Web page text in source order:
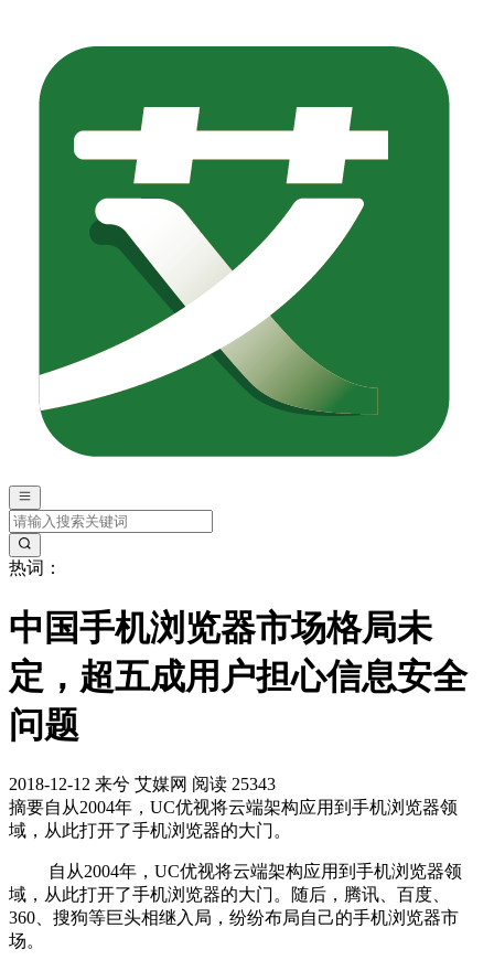
热词：
中国手机浏览器市场格局未
定，超五成用户担心信息安全
问题
2018-12-12 来兮 艾媒网 阅读 25343
摘要自从2004年，UC优视将云端架构应用到手机浏览器领
域，从此打开了手机浏览器的大门。
自从2004年，UC优视将云端架构应用到手机浏览器领
域，从此打开了手机浏览器的大门。随后，腾讯、百度、
360、搜狗等巨头相继入局，纷纷布局自己的手机浏览器市
场。